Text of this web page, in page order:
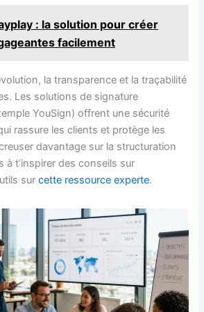
: la solution pour créer
facilement
la transparence et la traçabilité
Les solutions de signature
YouSign) offrent une sécurité
rassure les clients et protège les
davantage sur la structuration
à t’inspirer des conseils sur
surcette ressource experte.